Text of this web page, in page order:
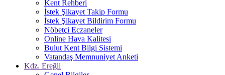
Kent Rehberi
İstek Şikayet Takip Formu
İstek Şikayet Bildirim Formu
Nöbetçi Eczaneler
Online Hava Kalitesi
Bulut Kent Bilgi Sistemi
Vatandaş Memnuniyet Anketi
Kdz. Ereğli